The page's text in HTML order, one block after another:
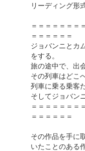
リーディング形
＝＝＝＝＝＝
＝＝＝＝＝＝
ジョバンニとカ
をする。
旅の途中で、出
その列車はどこ
列車に乗る乗客
そしてジョバン
＝＝＝＝＝＝
＝＝＝＝＝＝
その作品を手に
いたことのある